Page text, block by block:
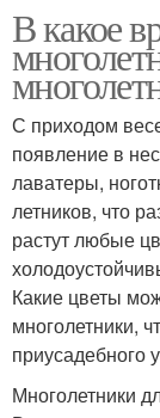
В какое
С приходом
появление в
лаватеры,
летников, что
растут любые
Какие цветы
многолетники,
приусадебного
Многолетники